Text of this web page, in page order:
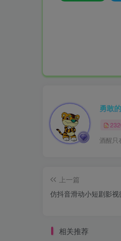
勇敢
酒醒只
上一篇
仿抖音滑动小短剧影
相关推荐